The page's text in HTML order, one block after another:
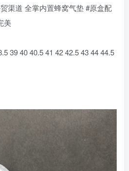
渠道 全掌内置蜂窝气垫 #原盒配
美
39 40 40.5 41 42 42.5 43 44 44.5